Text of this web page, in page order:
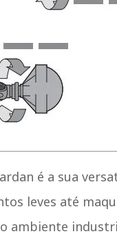
é a sua
leves até
ambiente